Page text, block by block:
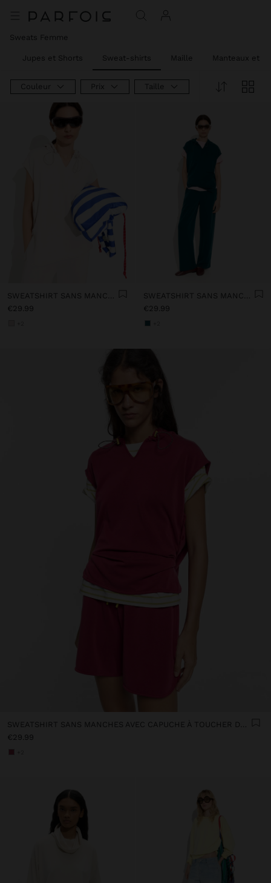
Sweats Femme
Jupes et Shorts Sweat-shirts Maille Manteaux et
Couleur Prix Taille
SWEATSHIRT SANS MANCHES AVEC CAPUCHE À TOUCHER DOUX
€29.99
SWEATSHIRT SANS MANCHES AVEC CAPUCHE À TOUCHER DOUX
€29.99
SWEATSHIRT SANS MANCHES AVEC CAPUCHE À TOUCHER DOUX
€29.99